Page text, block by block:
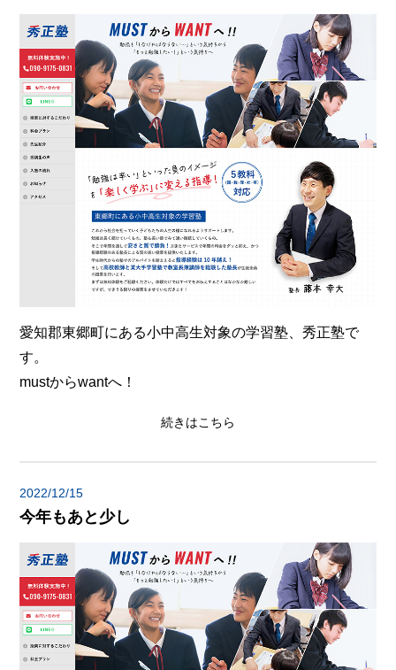
愛知郡東郷町にある小中高生対象の学習塾、秀正塾で
す。
mustからwantへ！
続きはこちら
2022/12/15
今年もあと少し